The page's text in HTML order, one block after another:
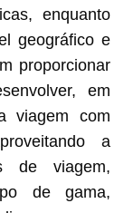
enquanto
geográfico e
proporcionar
em
viagem com
a
de viagem,
de gama,